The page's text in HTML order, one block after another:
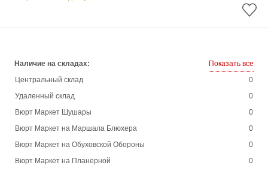
Наличие на складах:
Показать все
Центральный склад
0
Удаленный склад
0
Вюрт Маркет Шушары
0
Вюрт Маркет на Маршала Блюхера
0
Вюрт Маркет на Обуховской Обороны
0
Вюрт Маркет на Планерной
0